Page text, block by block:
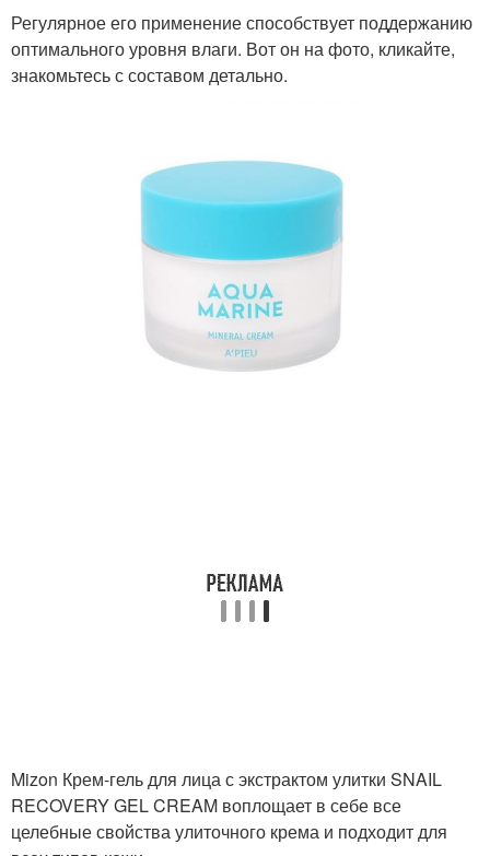
Регулярное его применение способствует поддержанию
оптимального уровня влаги. Вот он на фото, кликайте,
знакомьтесь с составом детально.
Mizon Крем-гель для лица с экстрактом улитки SNAIL
RECOVERY GEL CREAM воплощает в себе все
целебные свойства улиточного крема и подходит для